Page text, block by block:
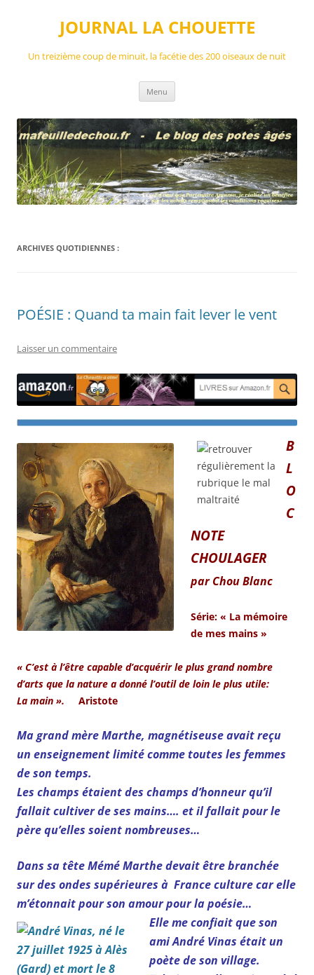
JOURNAL LA CHOUETTE
Un treizième coup de minuit, la facétie des 200 oiseaux de nuit
Menu
ARCHIVES QUOTIDIENNES :
POÉSIE : Quand ta main fait lever le vent
Laisser un commentaire
B
L
O
C
NOTE
CHOULAGER
par Chou Blanc
Série: « La mémoire
de mes mains »
« C’est à l’être capable d’acquérir le plus grand nombre
d’arts que la nature a donné l’outil de loin le plus utile:
La main ».
Aristote
Ma grand mère Marthe, magnétiseuse avait reçu
un enseignement limité comme toutes les femmes
de son temps.
Les champs étaient des champs d’honneur qu’il
fallait cultiver de ses mains…. et il fallait pour le
père qu’elles soient nombreuses…
Dans sa tête Mémé Marthe devait être branchée
sur des ondes supérieures à France culture car elle
m’étonnait pour son amour pour la poésie…
Elle me confiait que son
ami André Vinas était un
poète de son village.